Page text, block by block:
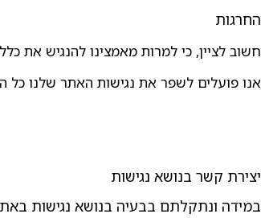
החרגות
חשוב לציין, כי למרות מאמצינו להנגיש את
אנו פועלים לשפר את נגישות האתר שלנו כל
יצירת קשר בנושא נגישות
במידה ונתקלתם בבעיה בנושא נגישות